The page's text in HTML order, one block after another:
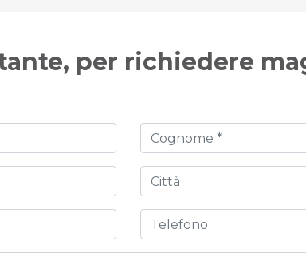
per richiedere
Cognome
Città
Telefono